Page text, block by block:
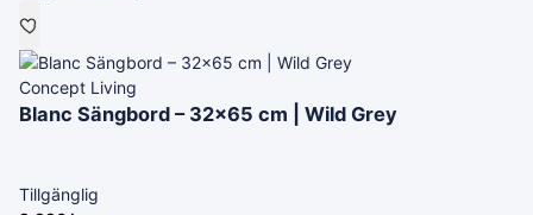
Concept Living
Blanc Sängbord – 32×65 cm | Wild Grey
Tillgänglig